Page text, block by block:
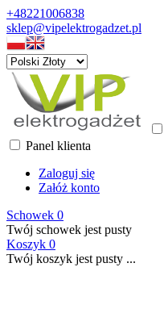
+48221006838
sklep@vipelektrogadzet.pl
Panel klienta
Zaloguj się
Załóż konto
Schowek 0
Twój schowek jest pusty
Koszyk 0
Twój koszyk jest pusty ...